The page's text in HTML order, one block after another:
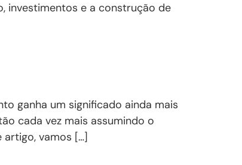
investimentos e a construção de
ganha um significado ainda mais
cada vez mais assumindo o
vamos […]